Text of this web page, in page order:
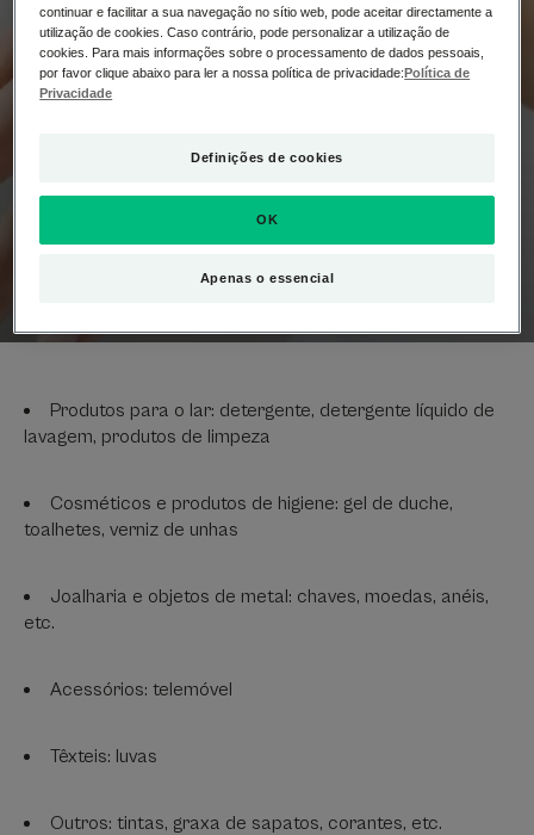
Causas das alergias de
contacto nas mãos
Produtos para o lar: detergente, detergente líquido de
lavagem, produtos de limpeza
Cosméticos e produtos de higiene: gel de duche,
toalhetes, verniz de unhas
Joalharia e objetos de metal: chaves, moedas, anéis,
etc.
Acessórios: telemóvel
Têxteis: luvas
Outros: tintas, graxa de sapatos, corantes, etc.
continuar e facilitar a sua navegação no sítio web, pode aceitar directamente a
utilização de cookies. Caso contrário, pode personalizar a utilização de
cookies. Para mais informações sobre o processamento de dados pessoais,
por favor clique abaixo para ler a nossa política de privacidade:Política de
Privacidade
Definições de cookies
Apenas o essencial
OK